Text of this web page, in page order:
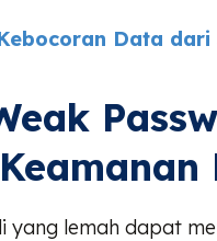
Data
yang lemah dapat